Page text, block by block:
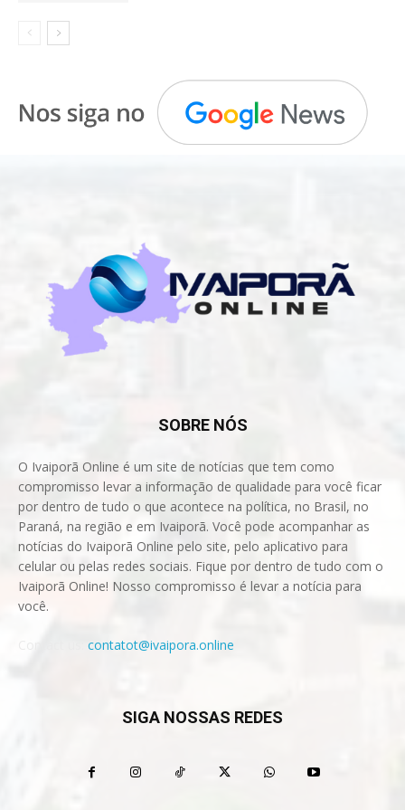
SOBRE NÓS
O Ivaiporã Online é um site de notícias que tem como
compromisso levar a informação de qualidade para você ficar
por dentro de tudo o que acontece na política, no Brasil, no
Paraná, na região e em Ivaiporã. Você pode acompanhar as
notícias do Ivaiporã Online pelo site, pelo aplicativo para
celular ou pelas redes sociais. Fique por dentro de tudo com o
Ivaiporã Online! Nosso compromisso é levar a notícia para
você.
contatot@ivaipora.online
SIGA NOSSAS REDES